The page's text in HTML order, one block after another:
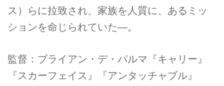
ス）らに拉致され、家族を人質に、あるミッ
ションを命じられていた―。
監督：ブライアン・デ・パルマ『キャリー』
『スカーフェイス』『アンタッチャブル』